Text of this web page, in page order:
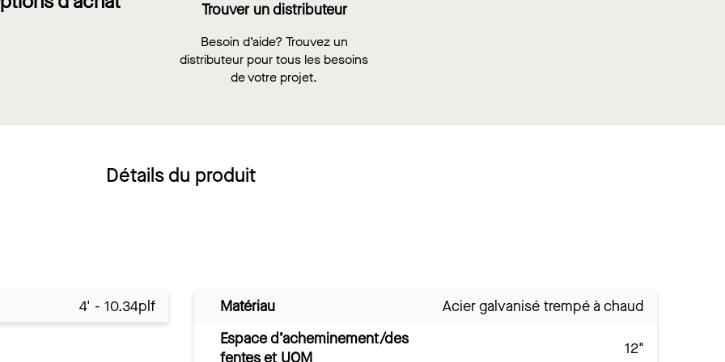
Trouver un distributeur
Besoin d’aide? Trouvez un
distributeur pour tous les besoins
de votre projet.
Détails du produit
4' - 10.34plf Matériau
Acier galvanisé trempé à chaud
Espace d’acheminement/des
fentes et UOM
12"